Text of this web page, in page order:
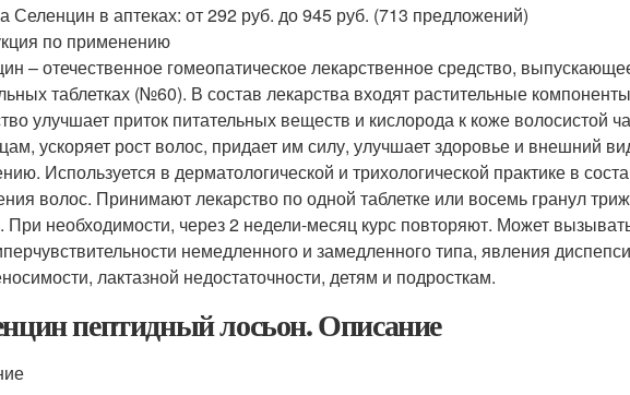
Селенцин в аптеках: от 292 руб. до 945 руб. (713 предложений)
по применению
– отечественное гомеопатическое лекарственное средство,
таблетках (№60). В состав лекарства входят растительные
улучшает приток питательных веществ и кислорода к коже волосистой
ускоряет рост волос, придает им силу, улучшает здоровье и внешний
Используется в дерматологической и трихологической практике в
волос. Принимают лекарство по одной таблетке или восемь гранул
При необходимости, через 2 недели-месяц курс повторяют. Может
немедленного и замедленного типа, явления
лактазной недостаточности, детям и подросткам.
пептидный лосьон. Описание